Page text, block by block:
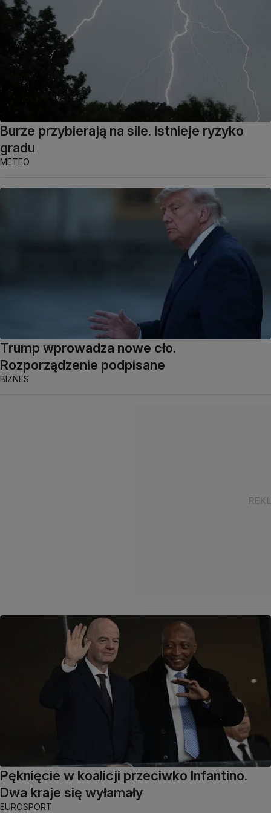
Burze przybierają na sile. Istnieje ryzyko
gradu
METEO
Trump wprowadza nowe cło.
Rozporządzenie podpisane
BIZNES
Pęknięcie w koalicji przeciwko Infantino.
Dwa kraje się wyłamały
EUROSPORT